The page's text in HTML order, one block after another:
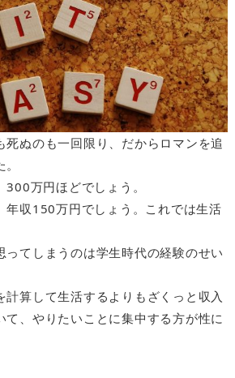
死ぬのも一回限り、だからロマンを追
万円ほどでしょう。
年収150万円でしょう。これでは生活
ってしまうのは学生時代の経験のせい
計算して生活するよりもざくっと収入
て、やりたいことに集中する方が性に